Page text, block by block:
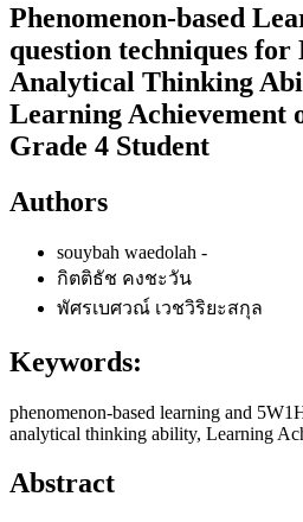
Phenomenon-based
question techniques for
Analytical Thinking
Learning Achievement
Grade 4 Student
Authors
souybah waedolah -
กิตติธัช คงชะวัน
พัศรเบศวณ์ เวชวิริยะสกุล
Keywords:
phenomenon-based learning and
analytical thinking ability, Learning
Abstract